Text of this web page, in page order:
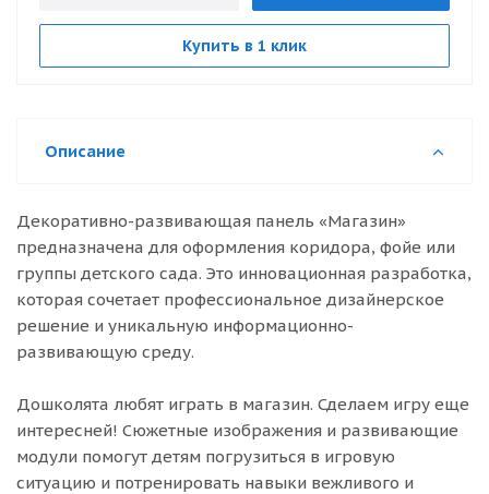
Купить в 1 клик
Описание
Декоративно-развивающая панель «Магазин»
предназначена для оформления коридора, фойе или
группы детского сада. Это инновационная разработка,
которая сочетает профессиональное дизайнерское
решение и уникальную информационно-
развивающую среду.
Дошколята любят играть в магазин. Сделаем игру еще
интересней! Сюжетные изображения и развивающие
модули помогут детям погрузиться в игровую
ситуацию и потренировать навыки вежливого и